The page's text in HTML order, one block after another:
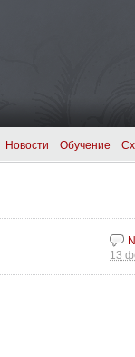
Новости Обучение
13